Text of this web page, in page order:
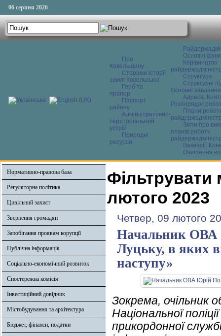
06 серпня 2026
Про
Ковельщину
Сторінки історії
землі Ковельської
Герб та
прапор
Паспорт
району
Адміністративно-
територіальний
устрій
Природні
ресурси
Основні
Керівництво
Структура
Структурні
Основні завдання
Адреса.
Розпорядок
Плани
Звіти про
планів роботи
Вакансії.
Очищення
Нормативно-правова база
Регуляторна політика
Цивільний захист
Звернення громадян
Запобігання проявам корупції
Публічна інформація
Соціально-економічний розвиток
Спостережна комісія
Інвестиційний довідник
Містобудування та архітектура
Бюджет, фінанси, податки
Фільтрувати
лютого 2023
Четвер, 09 лютого
Начальник ОВА
Луцьку, в яких
наступу»
Зокрема, очільник
Національної
прикордонної